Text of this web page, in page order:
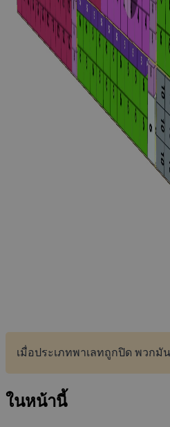
เมื่อประเภทพาเลทถูกปิด พวก
ในหน้านี้